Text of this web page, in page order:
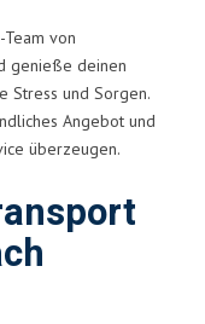
von
genieße deinen
Stress und Sorgen.
Angebot und
überzeugen.